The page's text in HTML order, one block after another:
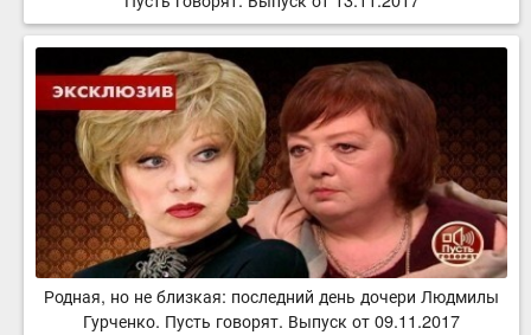
Родная, но не близкая: последний день дочери Людмилы
Гурченко. Пусть говорят. Выпуск от 09.11.2017